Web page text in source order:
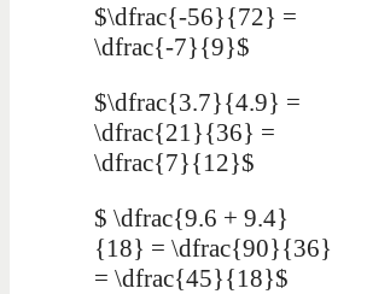
$\dfrac{-56}{72} =
\dfrac{-7}{9}$
$\dfrac{3.7}{4.9} =
\dfrac{21}{36} =
\dfrac{7}{12}$
$ \dfrac{9.6 + 9.4}
{18} = \dfrac{90}{36}
= \dfrac{45}{18}$